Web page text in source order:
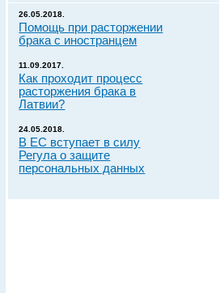
26.05.2018.
Помощь при расторжении
брака с иностранцем
11.09.2017.
Как проходит процесс
расторжения брака в
Латвии?
24.05.2018.
В ЕС вступает в силу
Регула о защите
персональных данных